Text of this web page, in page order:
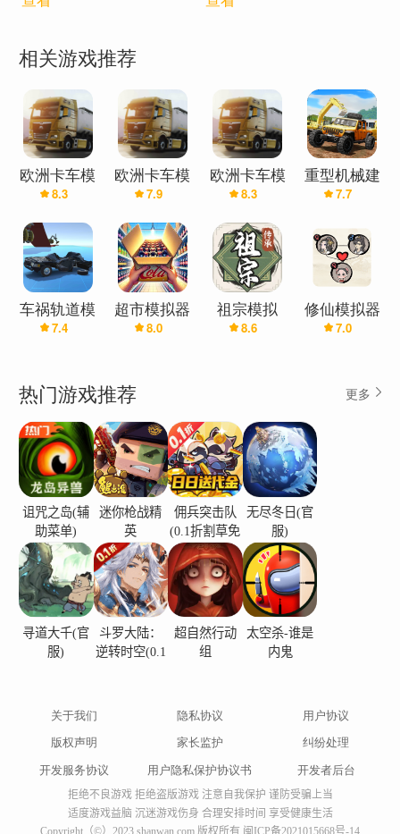
用于在火车站建筑游戏中建造特殊的火车站建筑零
路建筑施工展示您的重型建筑建筑和手工构想。作
为著名的城市房屋建筑商，真实的建筑商或火车建
筑商，您将获得免费的建筑和重型建筑模拟以使用
以下方法创建新的铁路轨道重型机械世界建设者起
重机模拟。在实际道路上驾驶建筑卡车，火车起重
机和挖掘机起重机放置泥土，石头和火车轨道，以
证明自己是铁路建筑工地游戏中重型机械的真正驾
驶员。通过驾驶专用火车站建设用虚拟建筑车辆作
为房屋建造者，赢得所有建筑比赛的冠军，完成重
型建筑的所有重型建筑部分。当您完成火车站建筑
设计时，您将赢得更多分数，从而解锁其他火车站
最佳机会。制定独特的建造策略和惊人的建筑模块
来震惊城市建筑协会。在最困难的轨道工地上施工
铁路。执行火车轨道施工招标，拆除新一代建筑巨
头。遵循印度铁路文化和类似的建造方法进行成功
的尝试。使用引人入胜的轨道信号和预防措施标志
牌引导重型旅客列车。通过操作推土机起重机和倾
倒物料来确保完美的轨道制作。完成此挖掘机的施
工任务。成为具有最终建筑计划的城市铁路建设建
造商。铁路建筑工地游戏是令人赞叹的房屋建筑工
人游戏，在铁路建筑的施工过程中具有大量的重型
机械，并具有惊人的建筑和工艺特征。享受所有游
火车站的建设
相关游戏推荐
欧洲卡车模
拟器3(辅助
菜单)
8.3
欧洲卡车模
拟器3魔改
版(加强版)
7.9
欧洲卡车模
拟器3(内置
模组)
8.3
重型机械建
设(重型机
车模拟器)
7.7
车祸轨道模
拟器
7.4
超市模拟器
汉化版(辅
8.0
祖宗模拟
器：传承
8.6
修仙模拟器
7.0
热门游戏推荐 更多
诅咒之岛(辅
助菜单)
迷你枪战精
英
佣兵突击队
(0.1折割草免
费版)
无尽冬日(官
服)
寻道大千(官
服)
斗罗大陆：
逆转时空(0.1
超自然行动
组
太空杀-谁是
内鬼
关于我们 隐私协议
用户协议
版权声明
家长监护
纠纷处理
开发服务协议
用户隐私保护协议书 开发者后台
拒绝不良游戏 拒绝盗版游戏 注意自我保护 谨防受骗上当
适度游戏益脑 沉迷游戏伤身 合理安排时间 享受健康生活